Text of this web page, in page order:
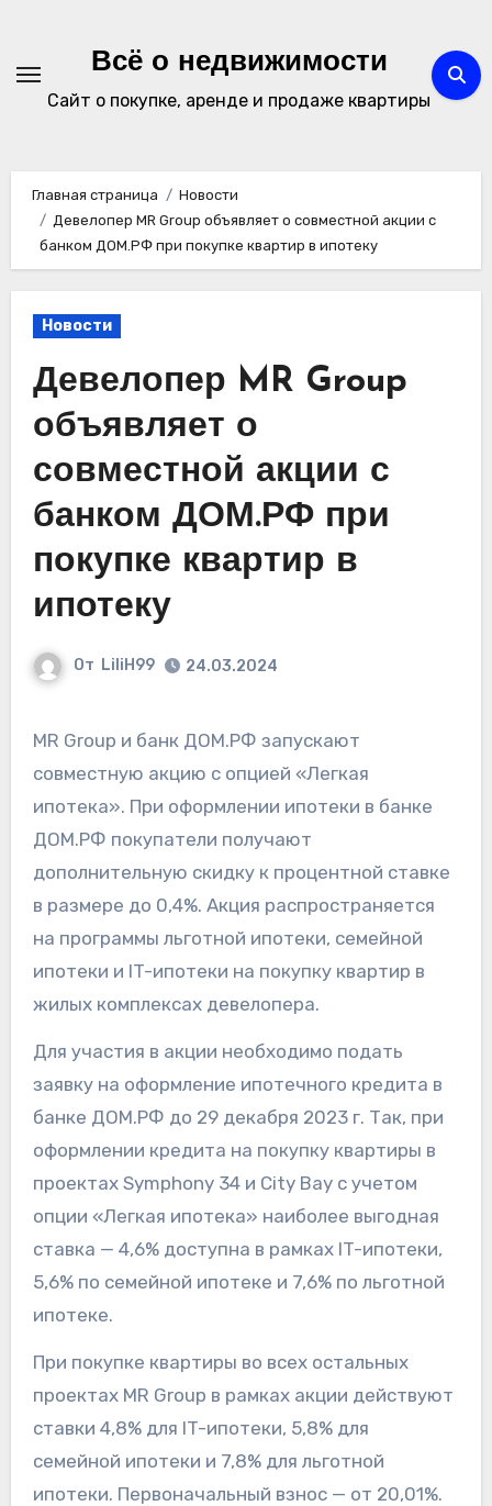
содержимомуВсё о недвижимости
Сайт о покупке, аренде и продаже квартиры
Главная страница
Новости
Девелопер MR Group объявляет о совместной акции с
банком ДОМ.РФ при покупке квартир в ипотеку
Новости
Девелопер MR Group
объявляет о
совместной акции с
банком ДОМ.РФ при
покупке квартир в
ипотеку
От LiliH99 24.03.2024
MR Group и банк ДОМ.РФ запускают
совместную акцию с опцией «Легкая
ипотека». При оформлении ипотеки в банке
ДОМ.РФ покупатели получают
дополнительную скидку к процентной ставке
в размере до 0,4%. Акция распространяется
на программы льготной ипотеки, семейной
ипотеки и IT-ипотеки на покупку квартир в
жилых комплексах девелопера.
Для участия в акции необходимо подать
заявку на оформление ипотечного кредита в
банке ДОМ.РФ до 29 декабря 2023 г. Так, при
оформлении кредита на покупку квартиры в
проектах Symphony 34 и City Bay с учетом
опции «Легкая ипотека» наиболее выгодная
ставка — 4,6% доступна в рамках IT-ипотеки,
5,6% по семейной ипотеке и 7,6% по льготной
ипотеке.
При покупке квартиры во всех остальных
проектах MR Group в рамках акции действуют
ставки 4,8% для IT-ипотеки, 5,8% для
семейной ипотеки и 7,8% для льготной
ипотеки. Первоначальный взнос — от 20,01%.